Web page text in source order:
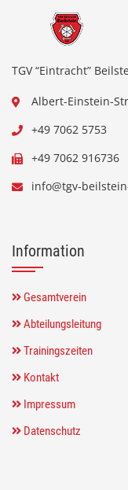
TGV “Eintracht”
Albert-Einstein-
+49 7062 5753
+49 7062 916736
info@tgv-
Information
Gesamtverein
Abteilungsleitung
Trainingszeiten
Kontakt
Impressum
Datenschutz